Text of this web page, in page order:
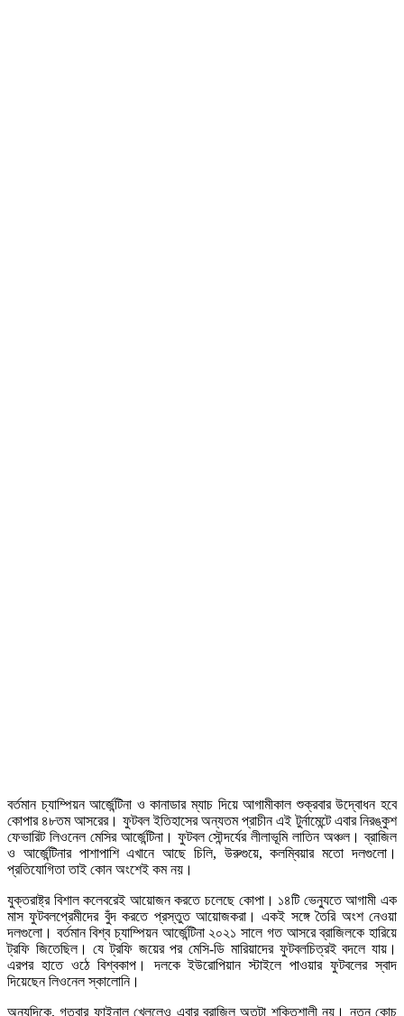
বর্তমান চ্যাম্পিয়ন আর্জেন্টিনা ও কানাডার ম্যাচ দিয়ে আগামীকাল শুক্রবার উদ্বোধন হবে
কোপার ৪৮তম আসরের। ফুটবল ইতিহাসের অন্যতম প্রাচীন এই টুর্নামেন্টে এবার নিরঙ্কুশ
ফেভারিট লিওনেল মেসির আর্জেন্টিনা। ফুটবল সৌন্দর্যের লীলাভূমি লাতিন অঞ্চল। ব্রাজিল
ও আর্জেন্টিনার পাশাপাশি এখানে আছে চিলি, উরুগুয়ে, কলম্বিয়ার মতো দলগুলো।
প্রতিযোগিতা তাই কোন অংশেই কম নয়।
যুক্তরাষ্ট্র বিশাল কলেবরেই আয়োজন করতে চলেছে কোপা। ১৪টি ভেন্যুতে আগামী এক
মাস ফুটবলপ্রেমীদের বুঁদ করতে প্রস্তুত আয়োজকরা। একই সঙ্গে তৈরি অংশ নেওয়া
দলগুলো। বর্তমান বিশ্ব চ্যাম্পিয়ন আর্জেন্টিনা ২০২১ সালে গত আসরে ব্রাজিলকে হারিয়ে
ট্রফি জিতেছিল। যে ট্রফি জয়ের পর মেসি-ডি মারিয়াদের ফুটবলচিত্রই বদলে যায়।
এরপর হাতে ওঠে বিশ্বকাপ। দলকে ইউরোপিয়ান স্টাইলে পাওয়ার ফুটবলের স্বাদ
দিয়েছেন লিওনেল স্কালোনি।
অন্যদিকে, গতবার ফাইনাল খেললেও এবার ব্রাজিল অতটা শক্তিশালী নয়। নতুন কোচ